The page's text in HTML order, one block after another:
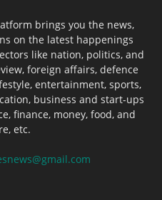
brings you the news,
on the latest happenings
like nation, politics, and
foreign affairs, defence
entertainment, sports,
business and start-ups
finance, money, food, and
etc.